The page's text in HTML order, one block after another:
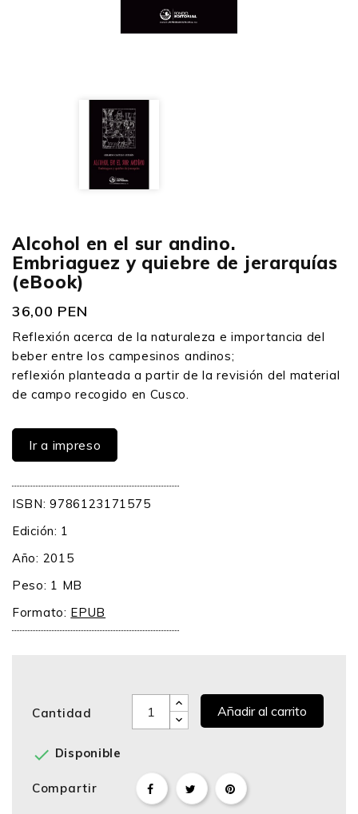
Alcohol en el sur andino.
Embriaguez y quiebre de jerarquías
(eBook)
36,00 PEN
Reflexión acerca de la naturaleza e importancia del
beber entre los campesinos andinos;
reflexión planteada a partir de la revisión del material
de campo recogido en Cusco.
Ir a impreso
ISBN: 9786123171575
Edición: 1
Año: 2015
Peso: 1 MB
Formato: EPUB
Cantidad Añadir al carrito
 Disponible
Compartir